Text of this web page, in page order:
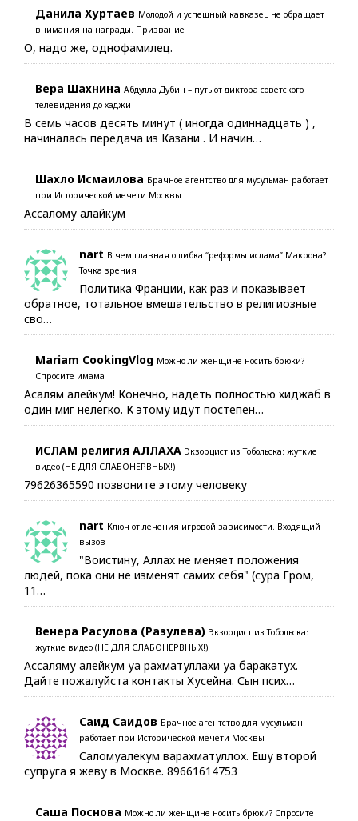
Данила Хуртаев Молодой и успешный кавказец не обращает
внимания на награды. Призвание
О, надо же, однофамилец.
Вера Шахнина Абдулла Дубин – путь от диктора советского
телевидения до хаджи
В семь часов десять минут ( иногда одиннадцать ) ,
начиналась передача из Казани . И начин…
Шахло Исмаилова Брачное агентство для мусульман работает
при Исторической мечети Москвы
Ассалому алайкум
nart В чем главная ошибка “реформы ислама” Макрона?
Точка зрения
Политика Франции, как раз и показывает
обратное, тотальное вмешательство в религиозные
сво…
Mariam CookingVlog Можно ли женщине носить брюки?
Спросите имама
Асалям алейкум! Конечно, надеть полностью хиджаб в
один миг нелегко. К этому идут постепен…
ИСЛАМ религия АЛЛАХА Экзорцист из Тобольска: жуткие
видео (НЕ ДЛЯ СЛАБОНЕРВНЫХ!)
79626365590 позвоните этому человеку
nart Ключ от лечения игровой зависимости. Входящий
вызов
"Воистину, Аллах не меняет положения
людей, пока они не изменят самих себя" (сура Гром,
11…
Венера Расулова (Разулева) Экзорцист из Тобольска:
жуткие видео (НЕ ДЛЯ СЛАБОНЕРВНЫХ!)
Ассаляму алейкум уа рахматуллахи уа баракатух.
Дайте пожалуйста контакты Хусейна. Сын псих…
Саид Саидов Брачное агентство для мусульман
работает при Исторической мечети Москвы
Саломуалекум варахматуллох. Ешу второй
супруга я жеву в Москве. 89661614753
Саша Поснова Можно ли женщине носить брюки? Спросите